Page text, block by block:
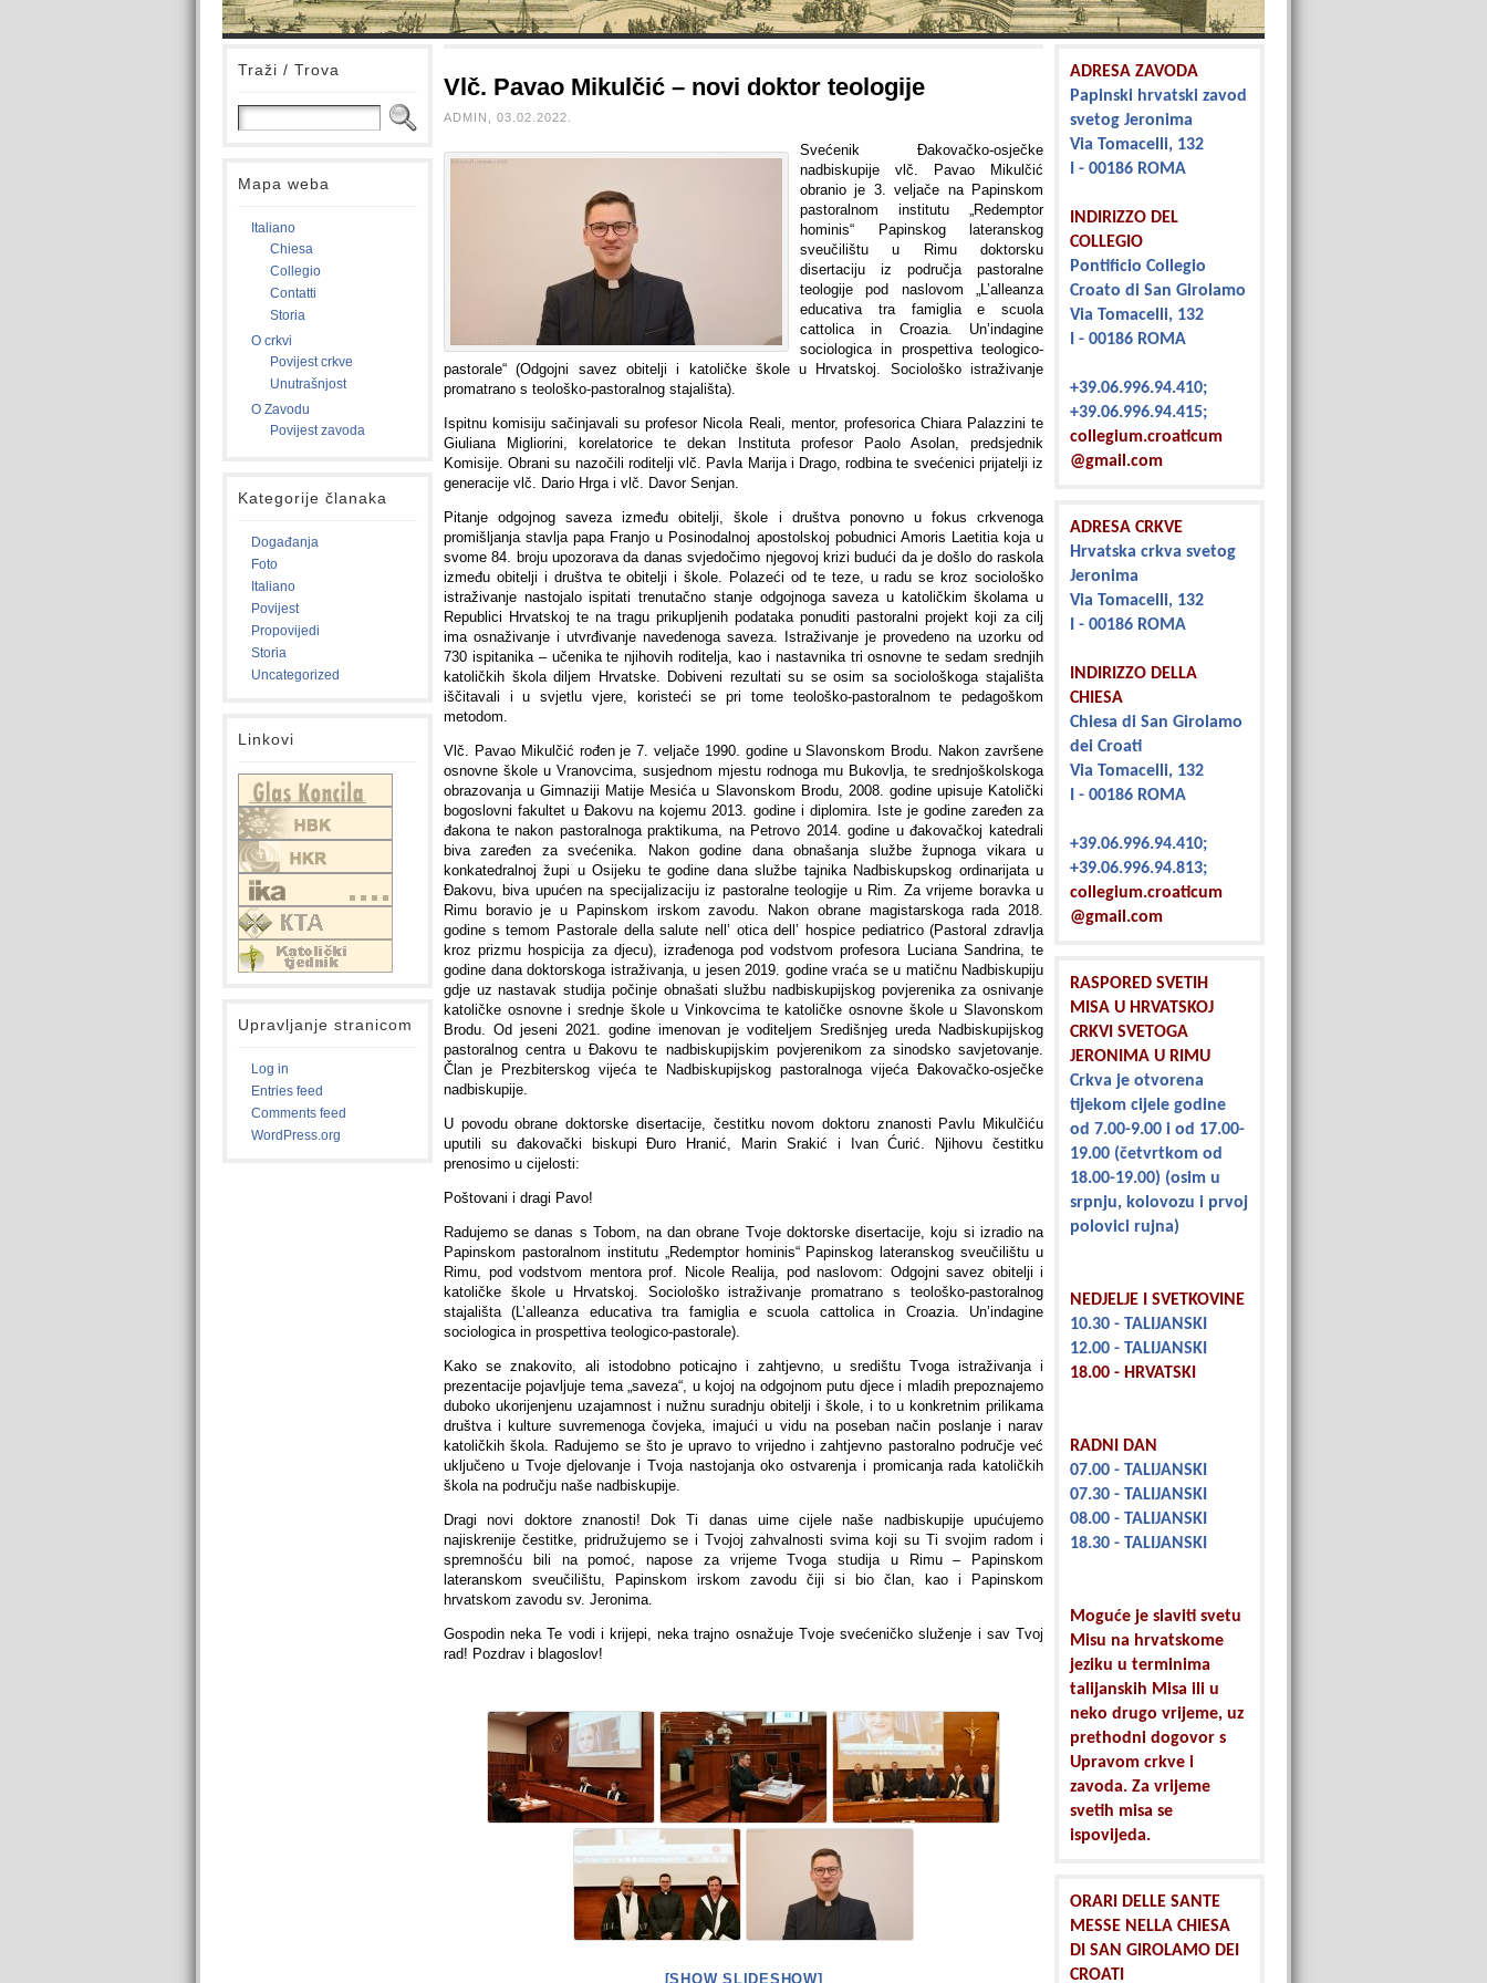
Traži / Trova
Mapa weba
Italiano
Chiesa
Collegio
Contatti
Storia
O crkvi
Povijest crkve
Unutrašnjost
O Zavodu
Povijest zavoda
Kategorije članaka
Događanja
Foto
Italiano
Povijest
Propovijedi
Storia
Uncategorized
Linkovi
Upravljanje stranicom
Log in
Entries feed
Comments feed
WordPress.org
Vlč. Pavao Mikulčić – novi doktor teologije
ADMIN, 03.02.2022.
Svećenik Đakovačko-osječke
nadbiskupije vlč. Pavao Mikulčić
obranio je 3. veljače na Papinskom
pastoralnom institutu „Redemptor
hominis“ Papinskog lateranskog
sveučilištu u Rimu doktorsku
disertaciju iz područja pastoralne
teologije pod naslovom „L’alleanza
educativa tra famiglia e scuola
cattolica in Croazia. Un’indagine
sociologica in prospettiva teologico-
pastorale“ (Odgojni savez obitelji i katoličke škole u Hrvatskoj. Sociološko istraživanje
promatrano s teološko-pastoralnog stajališta).
Ispitnu komisiju sačinjavali su profesor Nicola Reali, mentor, profesorica Chiara Palazzini te
Giuliana Migliorini, korelatorice te dekan Instituta profesor Paolo Asolan, predsjednik
Komisije. Obrani su nazočili roditelji vlč. Pavla Marija i Drago, rodbina te svećenici prijatelji iz
generacije vlč. Dario Hrga i vlč. Davor Senjan.
Pitanje odgojnog saveza između obitelji, škole i društva ponovno u fokus crkvenoga
promišljanja stavlja papa Franjo u Posinodalnoj apostolskoj pobudnici Amoris Laetitia koja u
svome 84. broju upozorava da danas svjedočimo njegovoj krizi budući da je došlo do raskola
između obitelji i društva te obitelji i škole. Polazeći od te teze, u radu se kroz sociološko
istraživanje nastojalo ispitati trenutačno stanje odgojnoga saveza u katoličkim školama u
Republici Hrvatskoj te na tragu prikupljenih podataka ponuditi pastoralni projekt koji za cilj
ima osnaživanje i utvrđivanje navedenoga saveza. Istraživanje je provedeno na uzorku od
730 ispitanika – učenika te njihovih roditelja, kao i nastavnika tri osnovne te sedam srednjih
katoličkih škola diljem Hrvatske. Dobiveni rezultati su se osim sa sociološkoga stajališta
iščitavali i u svjetlu vjere, koristeći se pri tome teološko-pastoralnom te pedagoškom
metodom.
Vlč. Pavao Mikulčić rođen je 7. veljače 1990. godine u Slavonskom Brodu. Nakon završene
osnovne škole u Vranovcima, susjednom mjestu rodnoga mu Bukovlja, te srednjoškolskoga
obrazovanja u Gimnaziji Matije Mesića u Slavonskom Brodu, 2008. godine upisuje Katolički
bogoslovni fakultet u Đakovu na kojemu 2013. godine i diplomira. Iste je godine zaređen za
đakona te nakon pastoralnoga praktikuma, na Petrovo 2014. godine u đakovačkoj katedrali
biva zaređen za svećenika. Nakon godine dana obnašanja službe župnoga vikara u
konkatedralnoj župi u Osijeku te godine dana službe tajnika Nadbiskupskog ordinarijata u
Đakovu, biva upućen na specijalizaciju iz pastoralne teologije u Rim. Za vrijeme boravka u
Rimu boravio je u Papinskom irskom zavodu. Nakon obrane magistarskoga rada 2018.
godine s temom Pastorale della salute nell’ otica dell’ hospice pediatrico (Pastoral zdravlja
kroz prizmu hospicija za djecu), izrađenoga pod vodstvom profesora Luciana Sandrina, te
godine dana doktorskoga istraživanja, u jesen 2019. godine vraća se u matičnu Nadbiskupiju
gdje uz nastavak studija počinje obnašati službu nadbiskupijskog povjerenika za osnivanje
katoličke osnovne i srednje škole u Vinkovcima te katoličke osnovne škole u Slavonskom
Brodu. Od jeseni 2021. godine imenovan je voditeljem Središnjeg ureda Nadbiskupijskog
pastoralnog centra u Đakovu te nadbiskupijskim povjerenikom za sinodsko savjetovanje.
Član je Prezbiterskog vijeća te Nadbiskupijskog pastoralnoga vijeća Đakovačko-osječke
nadbiskupije.
U povodu obrane doktorske disertacije, čestitku novom doktoru znanosti Pavlu Mikulčiću
uputili su đakovački biskupi Đuro Hranić, Marin Srakić i Ivan Ćurić. Njihovu čestitku
prenosimo u cijelosti:
Poštovani i dragi Pavo!
Radujemo se danas s Tobom, na dan obrane Tvoje doktorske disertacije, koju si izradio na
Papinskom pastoralnom institutu „Redemptor hominis“ Papinskog lateranskog sveučilištu u
Rimu, pod vodstvom mentora prof. Nicole Realija, pod naslovom: Odgojni savez obitelji i
katoličke škole u Hrvatskoj. Sociološko istraživanje promatrano s teološko-pastoralnog
stajališta (L’alleanza educativa tra famiglia e scuola cattolica in Croazia. Un’indagine
sociologica in prospettiva teologico-pastorale).
Kako se znakovito, ali istodobno poticajno i zahtjevno, u središtu Tvoga istraživanja i
prezentacije pojavljuje tema „saveza“, u kojoj na odgojnom putu djece i mladih prepoznajemo
duboko ukorijenjenu uzajamnost i nužnu suradnju obitelji i škole, i to u konkretnim prilikama
društva i kulture suvremenoga čovjeka, imajući u vidu na poseban način poslanje i narav
katoličkih škola. Radujemo se što je upravo to vrijedno i zahtjevno pastoralno područje već
uključeno u Tvoje djelovanje i Tvoja nastojanja oko ostvarenja i promicanja rada katoličkih
škola na području naše nadbiskupije.
Dragi novi doktore znanosti! Dok Ti danas uime cijele naše nadbiskupije upućujemo
najiskrenije čestitke, pridružujemo se i Tvojoj zahvalnosti svima koji su Ti svojim radom i
spremnošću bili na pomoć, napose za vrijeme Tvoga studija u Rimu – Papinskom
lateranskom sveučilištu, Papinskom irskom zavodu čiji si bio član, kao i Papinskom
hrvatskom zavodu sv. Jeronima.
Gospodin neka Te vodi i krijepi, neka trajno osnažuje Tvoje svećeničko služenje i sav Tvoj
rad! Pozdrav i blagoslov!
[SHOW SLIDESHOW]
ADRESA ZAVODA
Papinski hrvatski zavod
svetog Jeronima
Via Tomacelli, 132
I - 00186 ROMA
INDIRIZZO DEL
COLLEGIO
Pontificio Collegio
Croato di San Girolamo
Via Tomacelli, 132
I - 00186 ROMA
+39.06.996.94.410;
+39.06.996.94.415;
collegium.croaticum
@gmail.com
ADRESA CRKVE
Hrvatska crkva svetog
Jeronima
Via Tomacelli, 132
I - 00186 ROMA
INDIRIZZO DELLA
CHIESA
Chiesa di San Girolamo
dei Croati
Via Tomacelli, 132
I - 00186 ROMA
+39.06.996.94.410;
+39.06.996.94.813;
collegium.croaticum
@gmail.com
RASPORED SVETIH
MISA U HRVATSKOJ
CRKVI SVETOGA
JERONIMA U RIMU
Crkva je otvorena
tijekom cijele godine
od 7.00-9.00 i od 17.00-
19.00 (četvrtkom od
18.00-19.00) (osim u
srpnju, kolovozu i prvoj
polovici rujna)
NEDJELJE I SVETKOVINE
10.30 - TALIJANSKI
12.00 - TALIJANSKI
18.00 - HRVATSKI
RADNI DAN
07.00 - TALIJANSKI
07.30 - TALIJANSKI
08.00 - TALIJANSKI
18.30 - TALIJANSKI
Moguće je slaviti svetu
Misu na hrvatskome
jeziku u terminima
talijanskih Misa ili u
neko drugo vrijeme, uz
prethodni dogovor s
Upravom crkve i
zavoda. Za vrijeme
svetih misa se
ispovijeda.
ORARI DELLE SANTE
MESSE NELLA CHIESA
DI SAN GIROLAMO DEI
CROATI